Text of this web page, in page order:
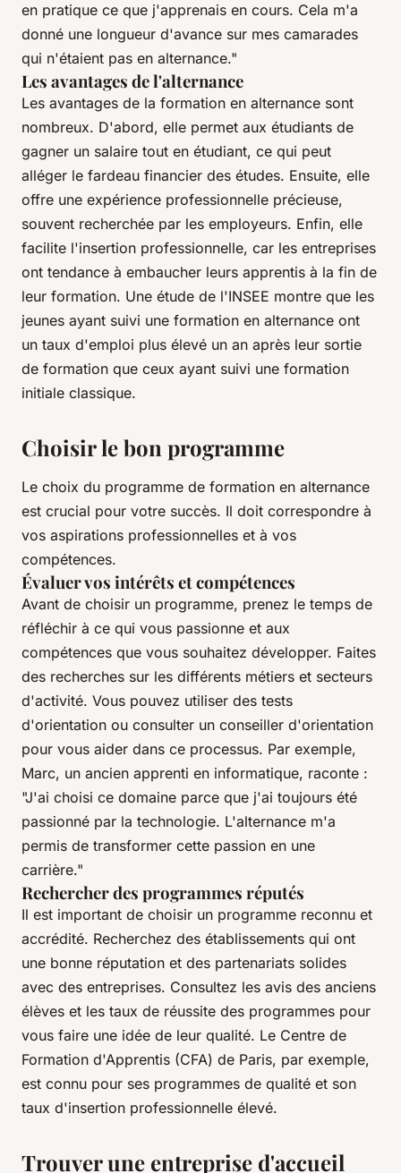
en pratique ce que j'apprenais en cours. Cela m'a
donné une longueur d'avance sur mes camarades
qui n'étaient pas en alternance."
Les avantages de l'alternance
Les avantages de la formation en alternance sont
nombreux. D'abord, elle permet aux étudiants de
gagner un salaire tout en étudiant, ce qui peut
alléger le fardeau financier des études. Ensuite, elle
offre une expérience professionnelle précieuse,
souvent recherchée par les employeurs. Enfin, elle
facilite l'insertion professionnelle, car les entreprises
ont tendance à embaucher leurs apprentis à la fin de
leur formation. Une étude de l'INSEE montre que les
jeunes ayant suivi une formation en alternance ont
un taux d'emploi plus élevé un an après leur sortie
de formation que ceux ayant suivi une formation
initiale classique.
Choisir le bon programme
Le choix du programme de formation en alternance
est crucial pour votre succès. Il doit correspondre à
vos aspirations professionnelles et à vos
compétences.
Évaluer vos intérêts et compétences
Avant de choisir un programme, prenez le temps de
réfléchir à ce qui vous passionne et aux
compétences que vous souhaitez développer. Faites
des recherches sur les différents métiers et secteurs
d'activité. Vous pouvez utiliser des tests
d'orientation ou consulter un conseiller d'orientation
pour vous aider dans ce processus. Par exemple,
Marc, un ancien apprenti en informatique, raconte :
"J'ai choisi ce domaine parce que j'ai toujours été
passionné par la technologie. L'alternance m'a
permis de transformer cette passion en une
carrière."
Rechercher des programmes réputés
Il est important de choisir un programme reconnu et
accrédité. Recherchez des établissements qui ont
une bonne réputation et des partenariats solides
avec des entreprises. Consultez les avis des anciens
élèves et les taux de réussite des programmes pour
vous faire une idée de leur qualité. Le Centre de
Formation d'Apprentis (CFA) de Paris, par exemple,
est connu pour ses programmes de qualité et son
taux d'insertion professionnelle élevé.
Trouver une entreprise d'accueil